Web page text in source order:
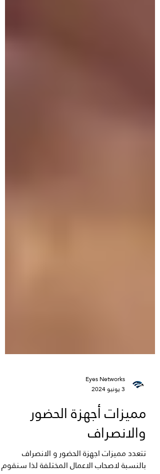
Eyes Networks
3 يونيو 2024
مميزات أجهزة الحضور